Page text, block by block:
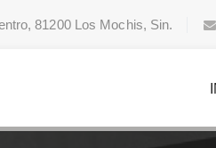
81200 Los Mochis, Sin.